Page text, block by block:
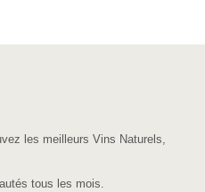
les meilleurs Vins Naturels,
tous les mois.